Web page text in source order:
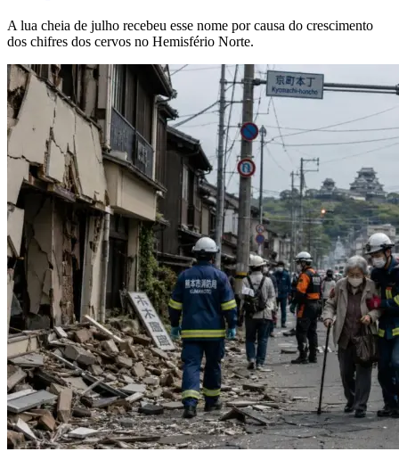
A lua cheia de julho recebeu esse nome por causa do crescimento
dos chifres dos cervos no Hemisfério Norte.